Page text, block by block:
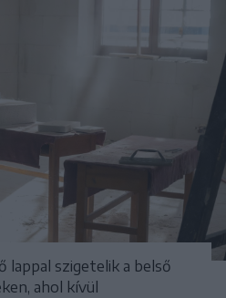
lappal szigetelik a belső
ahol kívül